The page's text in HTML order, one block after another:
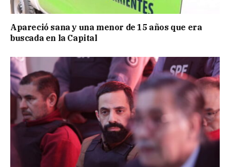
Apareció sana y una menor de 15 años que era
buscada en la Capital